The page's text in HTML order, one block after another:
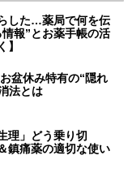
した…薬局で何を伝
報”とお薬手帳の活
】
盆休み特有の“隠れ
法とは
理」どう乗り切
鎮痛薬の適切な使い